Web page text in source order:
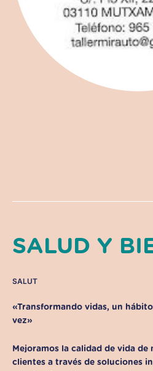
SALUD Y
SALUT
«Transformando vidas, un
vez»
Mejoramos la calidad de vida de
clientes a través de soluciones